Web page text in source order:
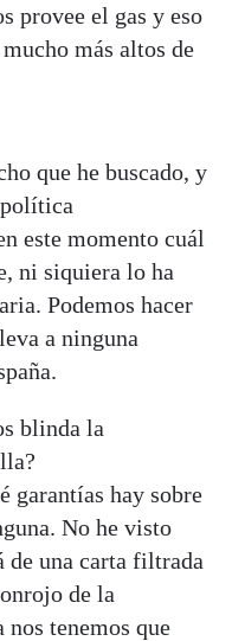
provee el gas y eso
más altos de
que he buscado, y
este momento cuál
ni siquiera lo ha
Podemos hacer
a ninguna
blinda la
garantías hay sobre
No he visto
de una carta filtrada
de la
tenemos que